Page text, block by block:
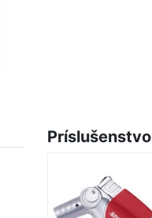
Príslušenstvo